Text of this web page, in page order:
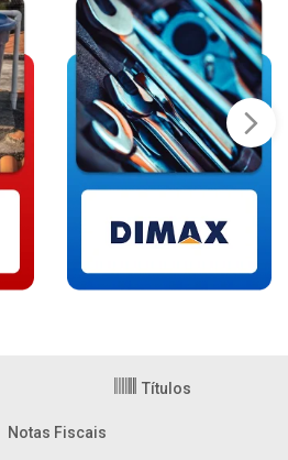
Títulos
Notas Fiscais